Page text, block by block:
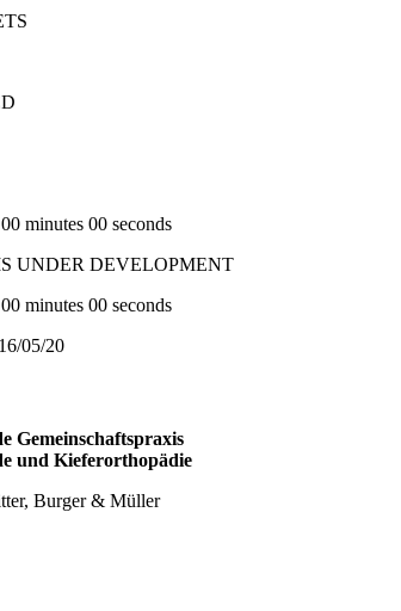
minutes 00 seconds
UNDER DEVELOPMENT
minutes 00 seconds
05/20
Gemeinschaftspraxis
und Kieferorthopädie
Burger & Müller